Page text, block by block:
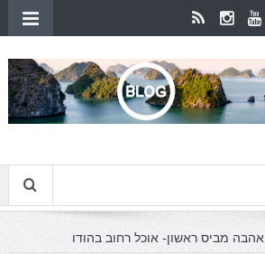
אהבה מביס ראשון- אוכל רחוב בהודו